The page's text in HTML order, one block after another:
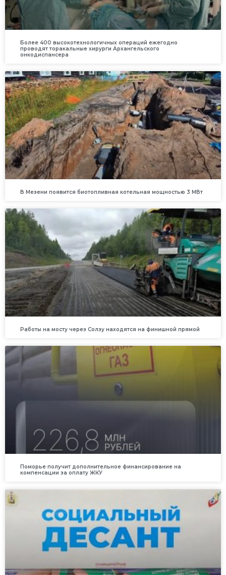
Более 400 высокотехнологичных операций ежегодно
проводят торакальные хирурги Архангельского
онкодиспансера
В Мезени появится биотопливная котельная мощностью 3 МВт
Работы на мосту через Солзу находятся на финишной прямой
Поморье получит дополнительное финансирование на
компенсации за оплату ЖКУ